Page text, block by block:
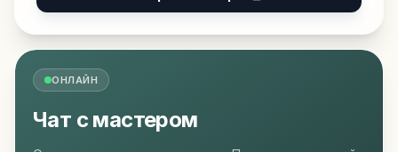
ОНЛАЙН
Чат с мастером